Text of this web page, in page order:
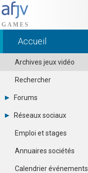
Accueil
Archives jeux vidéo
Rechercher
Forums
Tous les forums
-
Contacter un modérateur
Réseaux sociaux
Dailymotion
Facebook
Google+
Pinterest
Emploi et stages
Annuaires sociétés
Calendrier événements